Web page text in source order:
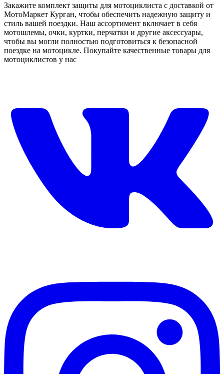
Закажите комплект защиты для мотоциклиста с доставкой от
МотоМаркет Курган, чтобы обеспечить надежную защиту и
стиль вашей поездки. Наш ассортимент включает в себя
мотошлемы, очки, куртки, перчатки и другие аксессуары,
чтобы вы могли полностью подготовиться к безопасной
поездке на мотоцикле. Покупайте качественные товары для
мотоциклистов у нас